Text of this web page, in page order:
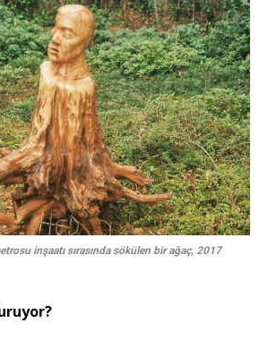
inşaatı sırasında sökülen bir ağaç, 2017